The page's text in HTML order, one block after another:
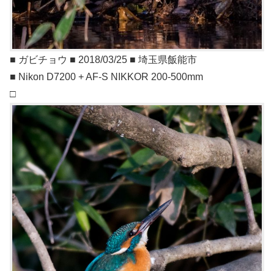
■ ガビチョウ ■ 2018/03/25 ■ 埼玉県飯能市
■ Nikon D7200 + AF-S NIKKOR 200-500mm
□